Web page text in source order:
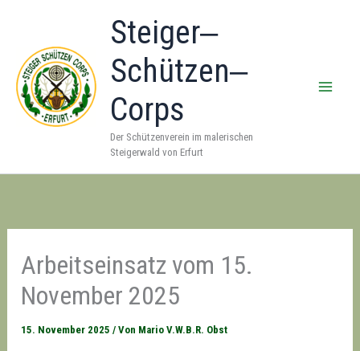
springen
Steiger‒
Schützen‒
Corps
Der Schützenverein im malerischen
Steigerwald von Erfurt
Arbeitseinsatz vom 15.
November 2025
15. November 2025/ Von Mario V.W.B.R. Obst